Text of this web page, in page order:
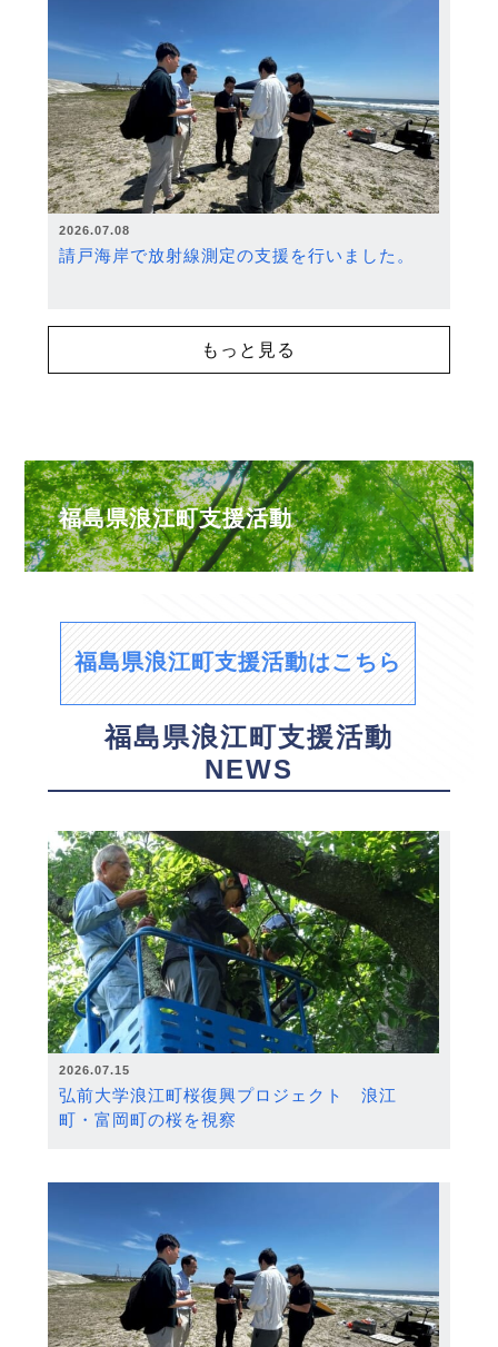
2026.07.08
請戸海岸で放射線測定の支援を行いました。
もっと見る
福島県浪江町支援活動
福島県浪江町支援活動はこちら
福島県浪江町支援活動
NEWS
2026.07.15
弘前大学浪江町桜復興プロジェクト 浪江
町・富岡町の桜を視察